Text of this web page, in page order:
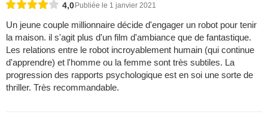
4,0 Publiée le 1 janvier 2021
Un jeune couple millionnaire décide d'engager un robot pour tenir
la maison. il s'agit plus d'un film d'ambiance que de fantastique.
Les relations entre le robot incroyablement humain (qui continue
d'apprendre) et l'homme ou la femme sont très subtiles. La
progression des rapports psychologique est en soi une sorte de
thriller. Très recommandable.